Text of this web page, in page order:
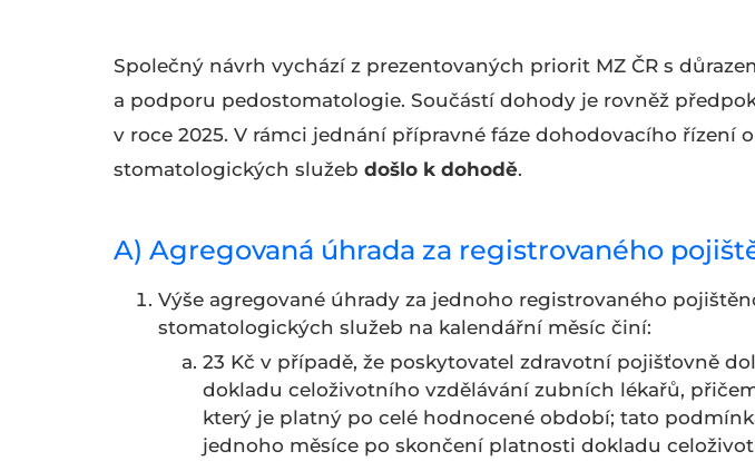
Společný návrh vychází z prezentovaných priorit MZ ČR s
a podporu pedostomatologie. Součástí dohody je rovněž
v roce 2025. V rámci jednání přípravné fáze dohodovacího
stomatologických služeb došlo k dohodě.
A) Agregovaná úhrada za registrovaného
Výše agregované úhrady za jednoho registrovaného
stomatologických služeb na kalendářní měsíc činí:
23 Kč v případě, že poskytovatel zdravotní pojišťovně
dokladu celoživotního vzdělávání zubních lékařů,
který je platný po celé hodnocené období; tato
jednoho měsíce po skončení platnosti dokladu